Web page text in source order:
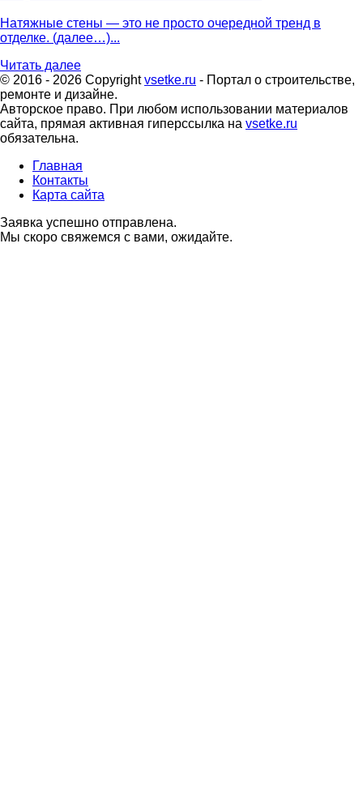
Натяжные стены — это не просто очередной тренд в
отделке. (далее…)...
Читать далее
© 2016 - 2026 Copyrightvsetke.ru - Портал о строительстве,
ремонте и дизайне.
Авторское право. При любом использовании материалов
сайта, прямая активная гиперссылка на vsetke.ru
обязательна.
Главная
Контакты
Карта сайта
Заявка успешно отправлена.
Мы скоро свяжемся с вами, ожидайте.